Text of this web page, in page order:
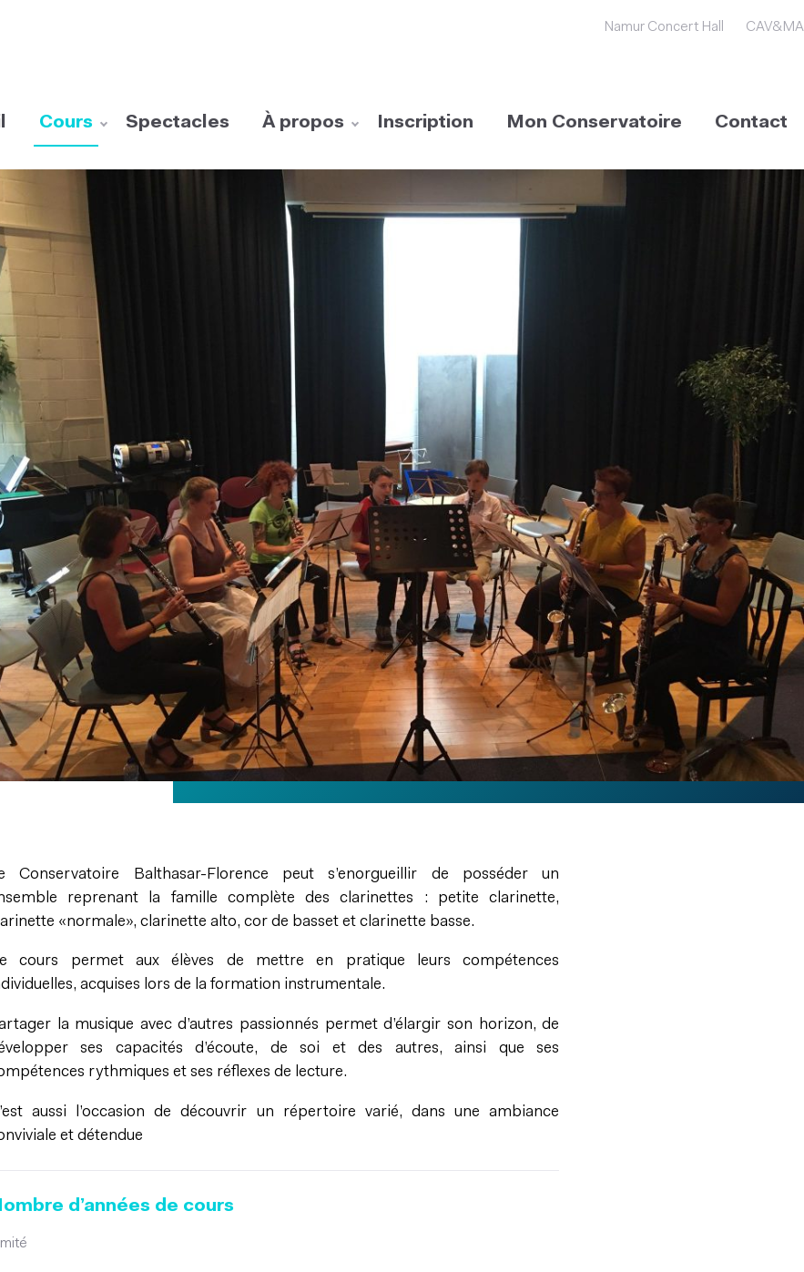
Namur Concert Hall CAV&MA
Cours Spectacles À propos Inscription Mon Conservatoire Contact
Conservatoire Balthasar-Florence peut s’enorgueillir de posséder un
reprenant la famille complète des clarinettes : petite clarinette,
«normale», clarinette alto, cor de basset et clarinette basse.
cours permet aux élèves de mettre en pratique leurs compétences
acquises lors de la formation instrumentale.
la musique avec d’autres passionnés permet d’élargir son horizon, de
ses capacités d’écoute, de soi et des autres, ainsi que ses
rythmiques et ses réflexes de lecture.
aussi l’occasion de découvrir un répertoire varié, dans une ambiance
et détendue
d’années de cours